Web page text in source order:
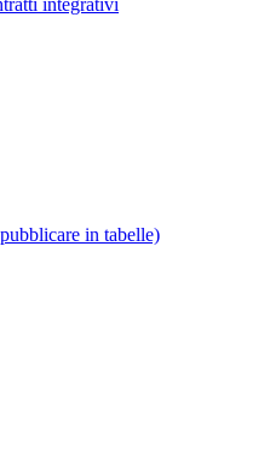
integrativi
in tabelle)